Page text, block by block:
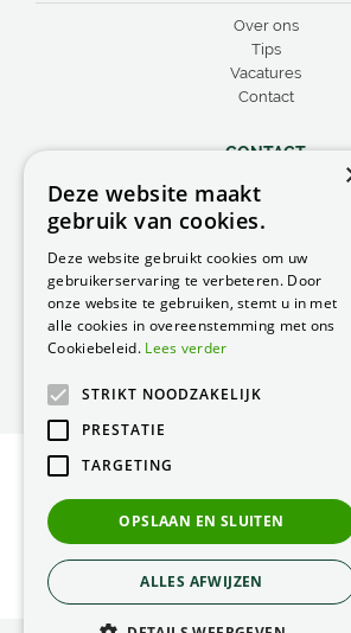
Over ons
Tips
Vacatures
Contact
CONTACT
Peacock Garden Supports
Industrieweg 22
Nederland
0499 57 40 80
F. 0499 57 40 84
E.peacock@peacock.nl
Privacy Statement
Green Solutions
Deze website maakt
gebruik van cookies.
Deze website gebruikt cookies om uw
gebruikerservaring te verbeteren. Door
onze website te gebruiken, stemt u in met
alle cookies in overeenstemming met ons
Cookiebeleid. Lees verder
STRIKT NOODZAKELIJK
PRESTATIE
TARGETING
OPSLAAN EN SLUITEN
ALLES AFWIJZEN